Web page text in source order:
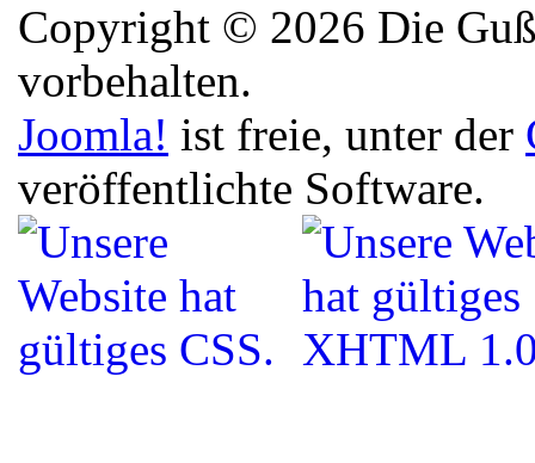
Copyright © 2026 Die
vorbehalten.
Joomla! ist freie, unter der
veröffentlichte Software.